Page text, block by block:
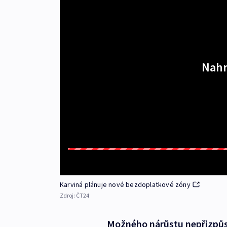
Karviná plánuje nové bezdoplatkové zóny
Zdroj: ČT24
Možného nárůstu